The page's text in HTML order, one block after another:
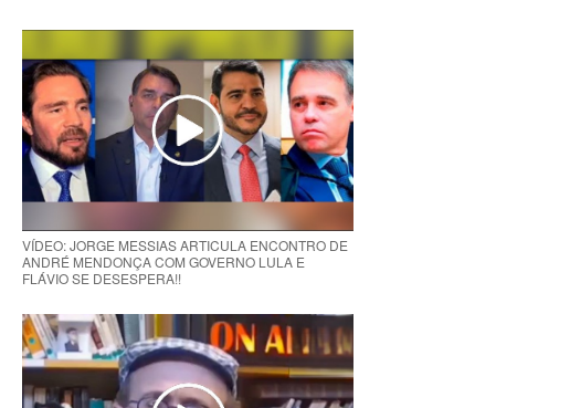
VÍDEO: JORGE MESSIAS ARTICULA ENCONTRO DE
ANDRÉ MENDONÇA COM GOVERNO LULA E
FLÁVIO SE DESESPERA!!